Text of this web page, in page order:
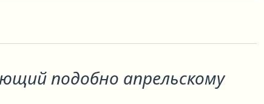
подобно апрельскому